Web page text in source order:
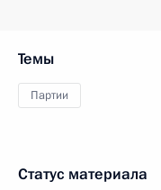
Темы
Партии
Статус материала